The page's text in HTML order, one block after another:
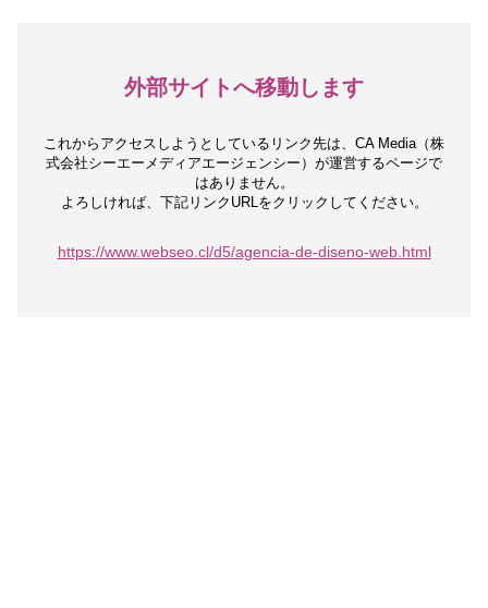
外部サイトへ移動します
これからアクセスしようとしているリンク先は、 CA Media（株
式会社シーエーメディアエージェンシー）が運営するページで
はありません。
よろしければ、下記リンクURLをクリックしてください。
https://www.webseo.cl/d5/agencia-de-diseno-web.html